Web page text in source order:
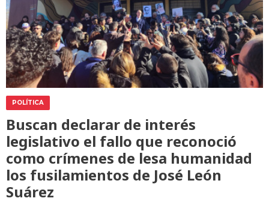
POLÍTICA
Buscan declarar de interés
legislativo el fallo que reconoció
como crímenes de lesa humanidad
los fusilamientos de José León
Suárez